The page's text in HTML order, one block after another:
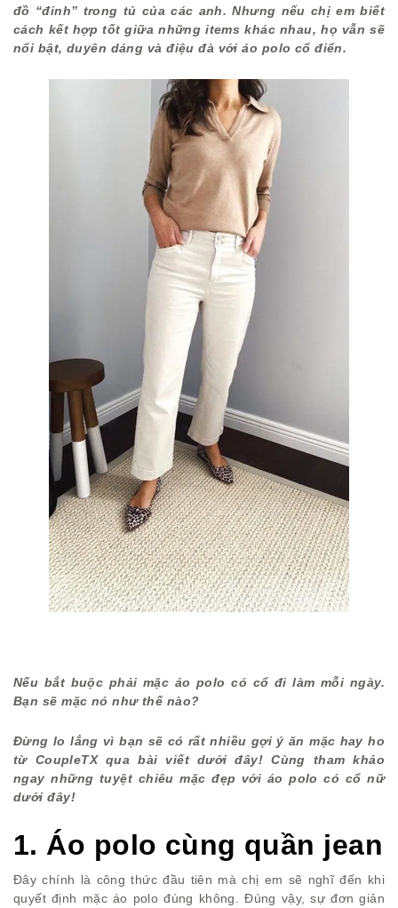
đồ “đinh” trong tủ của các anh. Nhưng nếu chị em biết
cách kết hợp tốt giữa những items khác nhau, họ vẫn sẽ
nổi bật, duyên dáng và điệu đà với áo polo cổ điển.
Nếu bắt buộc phải mặc áo polo có cổ đi làm mỗi ngày.
Bạn sẽ mặc nó như thế nào?
Đừng lo lắng vì bạn sẽ có rất nhiều gợi ý ăn mặc hay ho
từ CoupleTX qua bài viết dưới đây! Cùng tham khảo
ngay những tuyệt chiêu mặc đẹp với áo polo có cổ nữ
dưới đây!
1. Áo polo cùng quần jean
Đây chính là công thức đầu tiên mà chị em sẽ nghĩ đến khi
quyết định mặc áo polo đúng không. Đúng vậy, sự đơn giản